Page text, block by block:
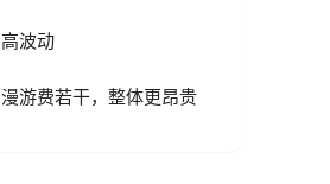
高波动
漫游费若干，整体更昂贵